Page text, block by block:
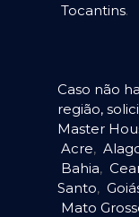
Tocantins.
Caso não
região,
Master
Acre,
Bahia,
Santo,
Mato